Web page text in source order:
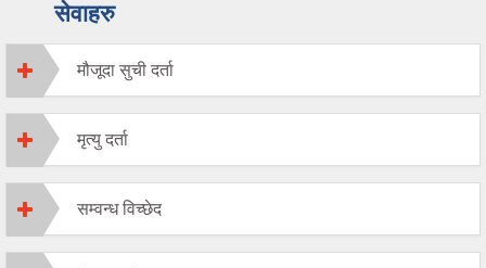
सेवाहरु
मौजूदा सुची दर्ता
मृत्यु दर्ता
सम्वन्ध विच्छेद